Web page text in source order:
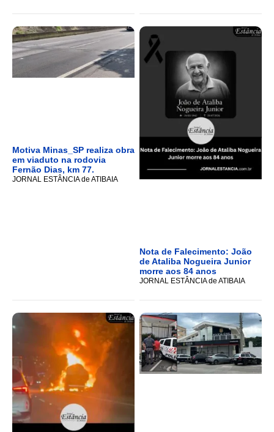
Motiva Minas_SP realiza obra
em viaduto na rodovia
Fernão Dias, km 77.
JORNAL ESTÂNCIA de ATIBAIA
Nota de Falecimento: João
de Ataliba Nogueira Junior
morre aos 84 anos
JORNAL ESTÂNCIA de ATIBAIA